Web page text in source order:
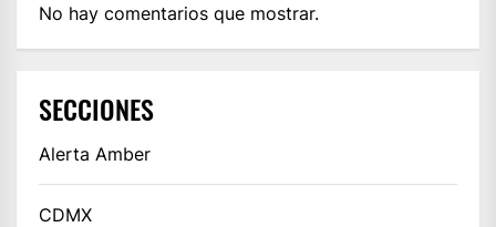
No hay comentarios que mostrar.
SECCIONES
Alerta Amber
CDMX